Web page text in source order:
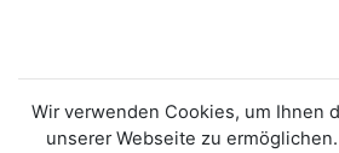
Wir verwenden Cookies, um Ihnen
unserer Webseite zu